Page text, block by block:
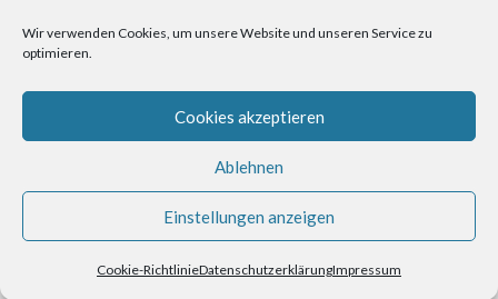
Wir verwenden Cookies, um unsere Website und unseren Service zu
optimieren.
Cookies akzeptieren
Ablehnen
Einstellungen anzeigen
Cookie-RichtlinieDatenschutzerklärungImpressum
31. August 2025
Berliner Flughafen Tegel – Berlin-Bangkok
Datenschutzerklärung Impressum Kontakt Cookie-Richtlinie (EU)